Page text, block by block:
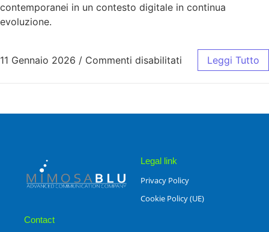
contemporanei in un contesto digitale in continua
evoluzione.
11 Gennaio 2026 / Commenti disabilitati Leggi Tutto
Legal link
Privacy Policy
Cookie Policy (UE)
Contact